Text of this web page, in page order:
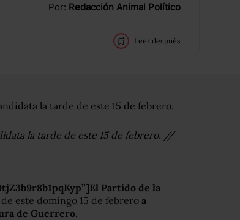
Por: Redacción Animal Político
Leer después
la tarde de este 15 de febrero. //
Partido de la
este domingo 15 de febrero a
de Guerrero.